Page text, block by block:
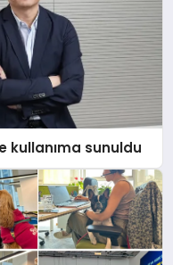
kullanıma sunuldu